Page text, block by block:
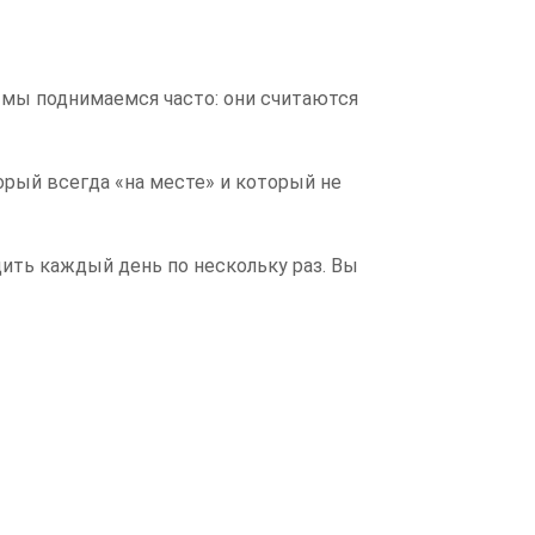
поднимаемся часто: они считаются
всегда «на месте» и который не
каждый день по нескольку раз. Вы